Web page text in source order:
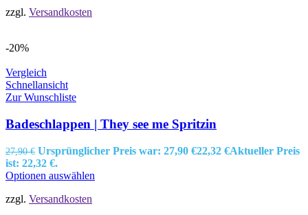
zzgl. Versandkosten
-20%
Vergleich
Schnellansicht
Zur Wunschliste
Badeschlappen | They see me Spritzin
27,90€ Ursprünglicher Preis war: 27,90 €22,32 €Aktueller Preis
ist: 22,32 €.
Optionen auswählen
zzgl. Versandkosten